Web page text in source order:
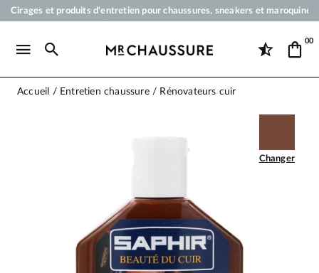
Cirages et produits d'entretien pour chaussures, sneakers et
Paiement en 3x 4x par carte bancaire dès 50 €
00
Accueil Entretien chaussure Rénovateurs cuir
Changer